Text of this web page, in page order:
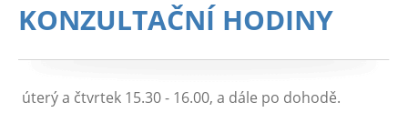
KONZULTAČNÍ HODINY
úterý a čtvrtek 15.30 - 16.00, a dále po dohodě.